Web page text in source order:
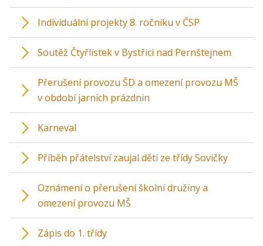
Individuální projekty 8. ročníku v ČSP
Soutěž Čtyřlístek v Bystřici nad Pernštejnem
Přerušení provozu ŠD a omezení provozu MŠ
v období jarních prázdnin
Karneval
Příběh přátelství zaujal děti ze třídy Sovičky
Oznámení o přerušení školní družiny a
omezení provozu MŠ
Zápis do 1. třídy